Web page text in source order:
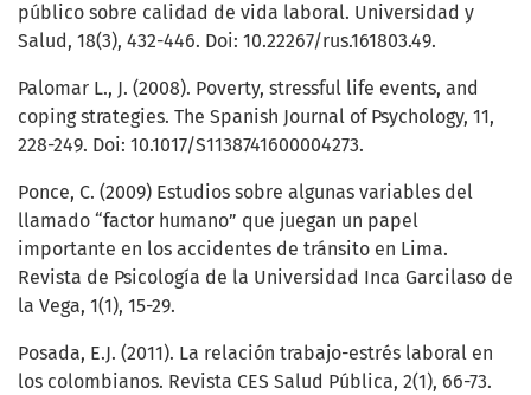
público sobre calidad de vida laboral. Universidad y
Salud, 18(3), 432-446. Doi: 10.22267/rus.161803.49.
Palomar L., J. (2008). Poverty, stressful life events, and
coping strategies. The Spanish Journal of Psychology, 11,
228-249. Doi: 10.1017/S1138741600004273.
Ponce, C. (2009) Estudios sobre algunas variables del
llamado “factor humano” que juegan un papel
importante en los accidentes de tránsito en Lima.
Revista de Psicología de la Universidad Inca Garcilaso de
la Vega, 1(1), 15-29.
Posada, E.J. (2011). La relación trabajo-estrés laboral en
los colombianos. Revista CES Salud Pública, 2(1), 66-73.